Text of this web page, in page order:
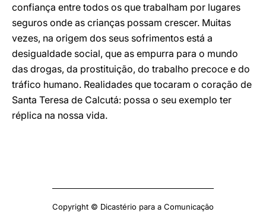
confiança entre todos os que trabalham por lugares
seguros onde as crianças possam crescer. Muitas
vezes, na origem dos seus sofrimentos está a
desigualdade social, que as empurra para o mundo
das drogas, da prostituição, do trabalho precoce e do
tráfico humano. Realidades que tocaram o coração de
Santa Teresa de Calcutá: possa o seu exemplo ter
réplica na nossa vida.
Copyright © Dicastério para a Comunicação